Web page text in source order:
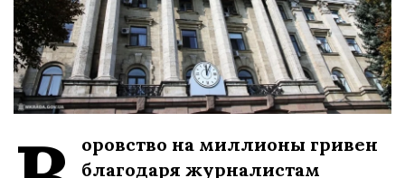
оровство на миллионы гривен
благодаря журналистам